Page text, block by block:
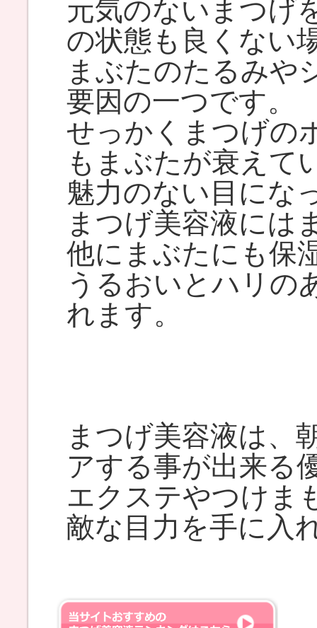
元気のないまつげ
の状態も良くない
まぶたのたるみや
要因の一つです。
せっかくまつげの
もまぶたが衰えて
魅力のない目にな
まつげ美容液には
他にまぶたにも保
うるおいとハリの
れます。
まつげ美容液は、
アする事が出来る
エクステやつけま
敵な目力を手に入